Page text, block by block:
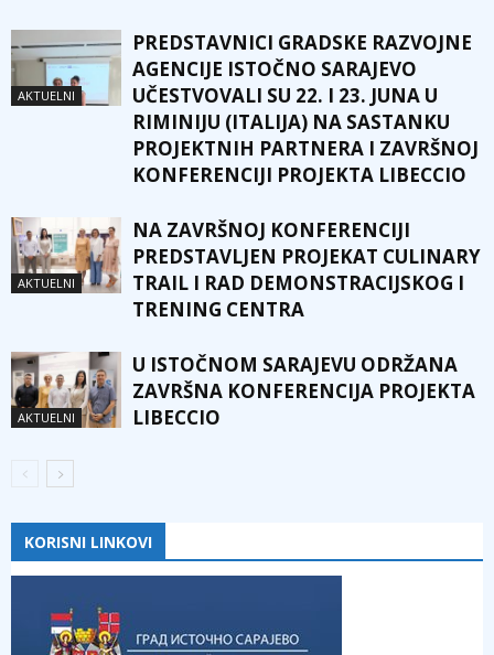
AKTUELNI
PREDSTAVNICI GRADSKE RAZVOJNE
AGENCIJE ISTOČNO SARAJEVO
UČESTVOVALI SU 22. I 23. JUNA U
RIMINIJU (ITALIJA) NA SASTANKU
PROJEKTNIH PARTNERA I ZAVRŠNOJ
KONFERENCIJI PROJEKTA LIBECCIO
AKTUELNI
NA ZAVRŠNOJ KONFERENCIJI
PREDSTAVLJEN PROJEKAT CULINARY
TRAIL I RAD DEMONSTRACIJSKOG I
TRENING CENTRA
AKTUELNI
U ISTOČNOM SARAJEVU ODRŽANA
ZAVRŠNA KONFERENCIJA PROJEKTA
LIBECCIO
KORISNI LINKOVI